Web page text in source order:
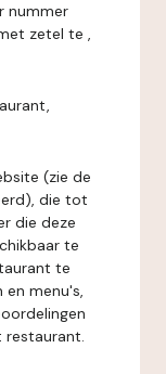
nummer
zetel te ,
(zie de
die tot
die deze
te
te
en menu's,
restaurant.